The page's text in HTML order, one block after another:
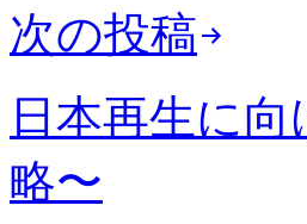
次の投稿
日本再生に向
略〜